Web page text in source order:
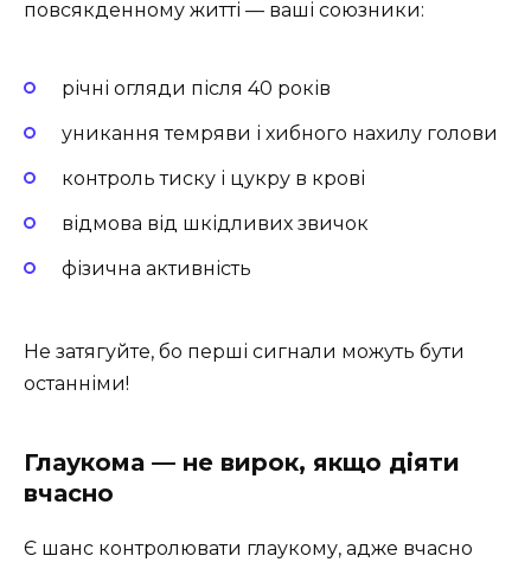
повсякденному житті — ваші союзники:
річні огляди після 40 років
уникання темряви і хибного нахилу голови
контроль тиску і цукру в крові
відмова від шкідливих звичок
фізична активність
Не затягуйте, бо перші сигнали можуть бути
останніми!
Глаукома — не вирок, якщо діяти
вчасно
Є шанс контролювати глаукому, адже вчасно